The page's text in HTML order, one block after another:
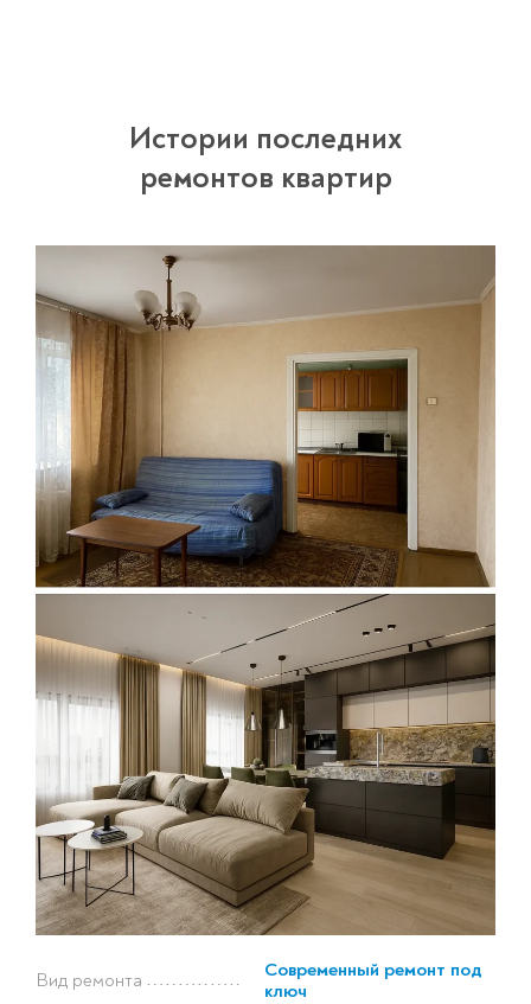
Истории последних
ремонтов квартир
Вид ремонта
Современный ремонт под
ключ